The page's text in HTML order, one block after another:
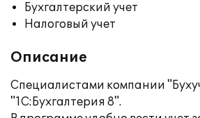
Бухгалтерский учет
Налоговый учет
Описание
Специалистами компании
"1С:Бухгалтерия 8".